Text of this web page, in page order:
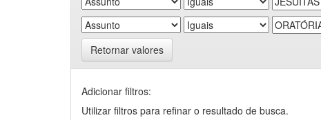
Retornar valores
Adicionar filtros:
Utilizar filtros para refinar o resultado de busca.